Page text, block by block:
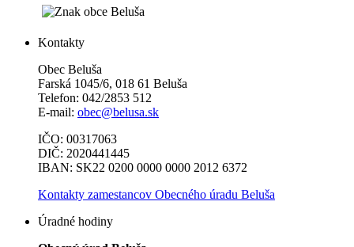
Kontakty
Obec Beluša
Farská 1045/6, 018 61 Beluša
Telefon: 042/2853 512
E-mail: obec@belusa.sk
IČO: 00317063
DIČ: 2020441445
IBAN: SK22 0200 0000 0000 2012 6372
Kontakty zamestancov Obecného úradu Beluša
Úradné hodiny